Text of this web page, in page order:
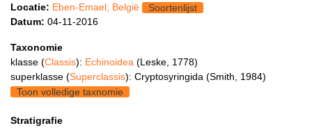
Locatie: Eben-Emael, België
Soortenlijst
Datum: 04-11-2016
Taxonomie
klasse (Classis): Echinoidea (Leske, 1778)
superklasse (Superclassis): Cryptosyringida (Smith, 1984)
Toon volledige taxnomie
Stratigrafie